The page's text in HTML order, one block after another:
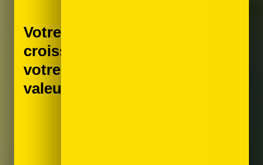
Votre plan de
croissance reflète-t-il
votre mission et vos
valeurs?